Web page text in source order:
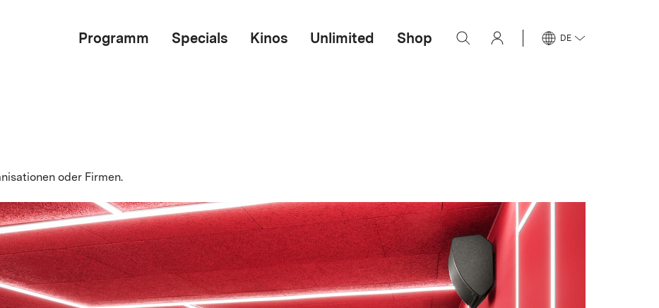
Programm Specials Kinos Unlimited Shop DE
oder Firmen.